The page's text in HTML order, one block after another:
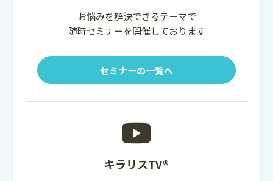
お悩みを解決できるテーマで
随時セミナーを開催しております
セミナーの一覧へ
キラリスTV®